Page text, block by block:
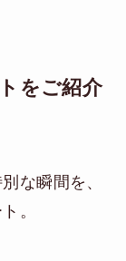
をご紹介
な瞬間を、
。